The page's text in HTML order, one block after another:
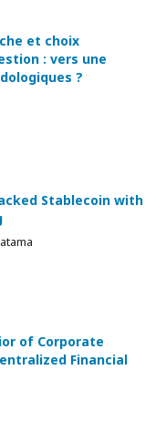
et choix
: vers une
?
Stablecoin with
of Corporate
Financial